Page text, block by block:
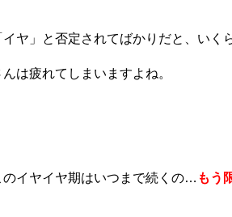
ヤ」と否定されてばかりだと、いく
は疲れてしまいますよね。
のイヤイヤ期はいつまで続くの… もう